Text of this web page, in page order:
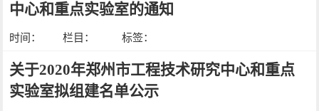
中心和重点实验室的通知
时间： 栏目： 标签：
关于2020年郑州市工程技术研究中心和重点
实验室拟组建名单公示